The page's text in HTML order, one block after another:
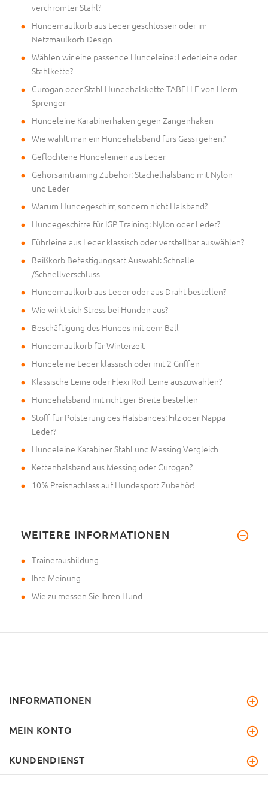
verchromter Stahl?
Hundemaulkorb aus Leder geschlossen oder im
Netzmaulkorb-Design
Wählen wir eine passende Hundeleine: Lederleine oder
Stahlkette?
Curogan oder Stahl Hundehalskette TABELLE von Herm
Sprenger
Hundeleine Karabinerhaken gegen Zangenhaken
Wie wählt man ein Hundehalsband fürs Gassi gehen?
Geflochtene Hundeleinen aus Leder
Gehorsamtraining Zubehör: Stachelhalsband mit Nylon
und Leder
Warum Hundegeschirr, sondern nicht Halsband?
Hundegeschirre für IGP Training: Nylon oder Leder?
Führleine aus Leder klassisch oder verstellbar auswählen?
Beißkorb Befestigungsart Auswahl: Schnalle
/Schnellverschluss
Hundemaulkorb aus Leder oder aus Draht bestellen?
Wie wirkt sich Stress bei Hunden aus?
Beschäftigung des Hundes mit dem Ball
Hundemaulkorb für Winterzeit
Hundeleine Leder klassisch oder mit 2 Griffen
Klassische Leine oder Flexi Roll-Leine auszuwählen?
Hundehalsband mit richtiger Breite bestellen
Stoff für Polsterung des Halsbandes: Filz oder Nappa
Leder?
Hundeleine Karabiner Stahl und Messing Vergleich
Kettenhalsband aus Messing oder Curogan?
10% Preisnachlass auf Hundesport Zubehör!
WEITERE INFORMATIONEN
Trainerausbildung
Ihre Meinung
Wie zu messen Sie Ihren Hund
INFORMATIONEN
MEIN KONTO
KUNDENDIENST